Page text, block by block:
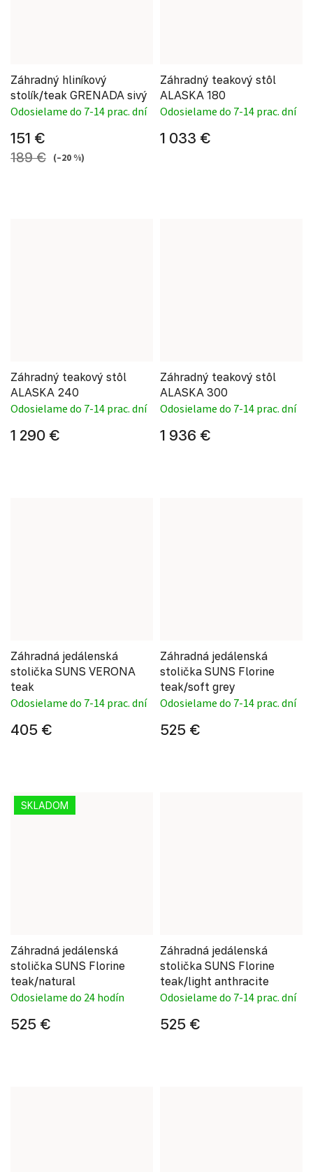
Záhradný hliníkový
stolík/teak GRENADA sivý
Odosielame do 7-14 prac. dní
151 €
189 € (–20 %)
Záhradný teakový stôl
ALASKA 180
Odosielame do 7-14 prac. dní
1 033 €
Záhradný teakový stôl
ALASKA 240
Odosielame do 7-14 prac. dní
1 290 €
Záhradný teakový stôl
ALASKA 300
Odosielame do 7-14 prac. dní
1 936 €
Záhradná jedálenská
stolička SUNS VERONA
teak
Odosielame do 7-14 prac. dní
405 €
Záhradná jedálenská
stolička SUNS Florine
teak/soft grey
Odosielame do 7-14 prac. dní
525 €
SKLADOM
Záhradná jedálenská
stolička SUNS Florine
teak/natural
Odosielame do 24 hodín
525 €
Záhradná jedálenská
stolička SUNS Florine
teak/light anthracite
Odosielame do 7-14 prac. dní
525 €